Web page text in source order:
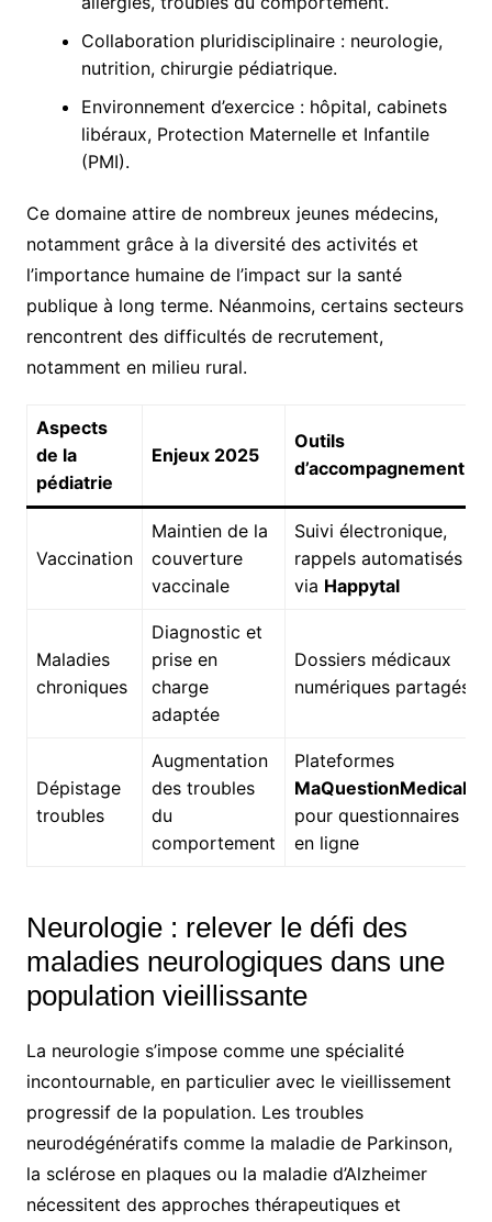
Collaboration pluridisciplinaire : neurologie,
nutrition, chirurgie pédiatrique.
Environnement d’exercice : hôpital, cabinets
libéraux, Protection Maternelle et Infantile
(PMI).
Ce domaine attire de nombreux jeunes médecins,
notamment grâce à la diversité des activités et
l’importance humaine de l’impact sur la santé
publique à long terme. Néanmoins, certains secteurs
rencontrent des difficultés de recrutement,
notamment en milieu rural.
Aspects
de la
pédiatrie
Enjeux 2025
Outils
d’accompagnement
Vaccination
Maintien de la
couverture
vaccinale
Suivi électronique,
rappels automatisés
via Happytal
Maladies
chroniques
Diagnostic et
prise en
charge
adaptée
Dossiers médicaux
numériques partagés
Dépistage
troubles
Augmentation
des troubles
du
comportement
Plateformes
MaQuestionMedicale
pour questionnaires
en ligne
Neurologie : relever le défi des
maladies neurologiques dans une
population vieillissante
La neurologie s’impose comme une spécialité
incontournable, en particulier avec le vieillissement
progressif de la population. Les troubles
neurodégénératifs comme la maladie de Parkinson,
la sclérose en plaques ou la maladie d’Alzheimer
nécessitent des approches thérapeutiques et